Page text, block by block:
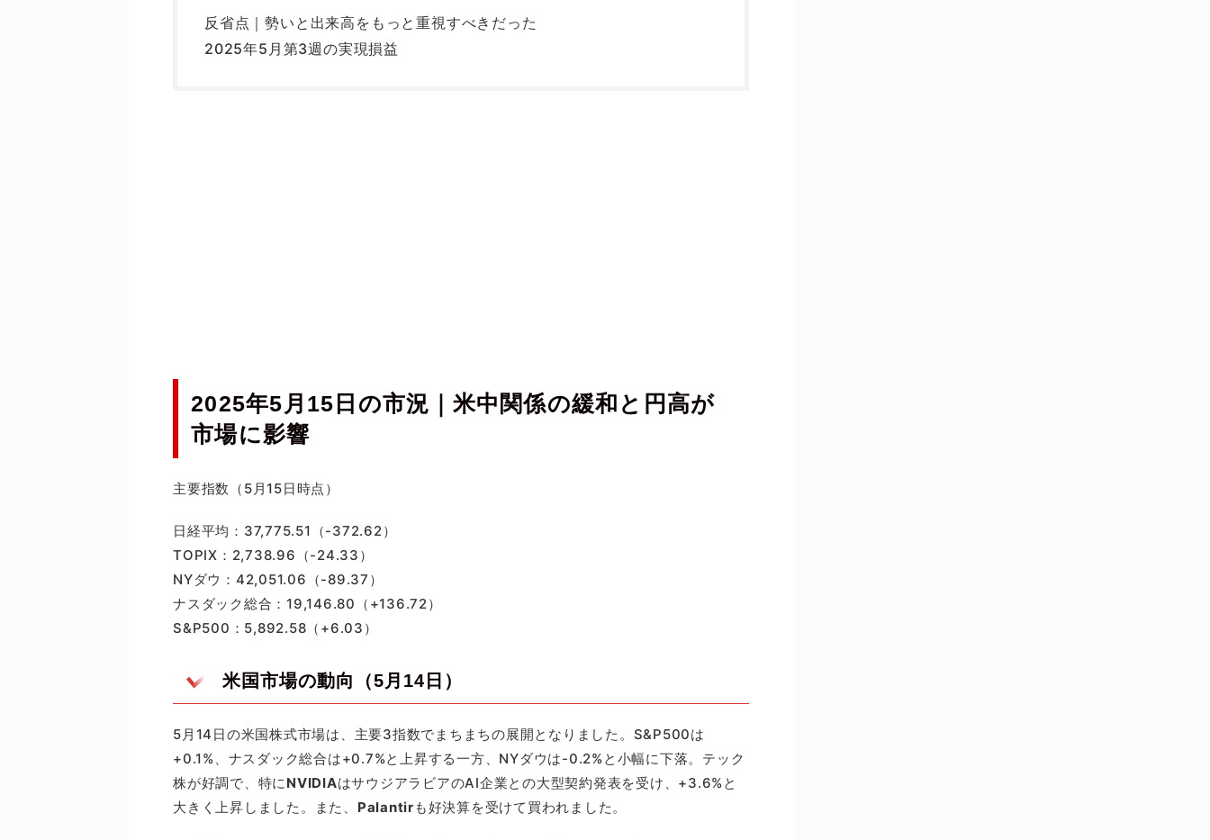
反省点｜勢いと出来高をもっと重視すべきだった
2025年5月第3週の実現損益
2025年5月15日の市況｜米中関係の緩和と円高が
市場に影響
主要指数（5月15日時点）
日経平均：37,775.51（-372.62）
TOPIX：2,738.96（-24.33）
NYダウ：42,051.06（-89.37）
ナスダック総合：19,146.80（+136.72）
S&P500：5,892.58（+6.03）
米国市場の動向（5月14日）
5月14日の米国株式市場は、主要3指数でまちまちの展開となりました。S&P500は
+0.1%、ナスダック総合は+0.7%と上昇する一方、NYダウは-0.2%と小幅に下落。テック
株が好調で、特にNVIDIAはサウジアラビアのAI企業との大型契約発表を受け、+3.6%と
大きく上昇しました。また、 Palantir も好決算を受けて買われました。